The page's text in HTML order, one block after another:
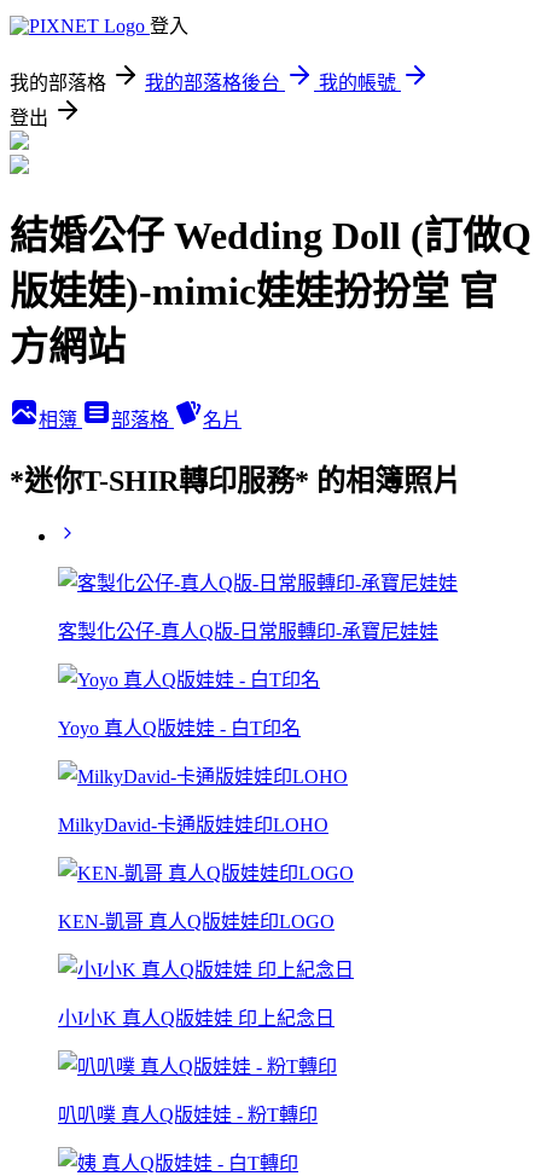
登入
我的部落格 我的部落格後台
我的帳號
登出
結婚公仔 Wedding Doll (訂做Q
版娃娃)-mimic娃娃扮扮堂 官
方網站
相簿 部落格 名片
*迷你T-SHIR轉印服務* 的相簿照片
客製化公仔-真人Q版-日常服轉印-承寶尼娃娃
Yoyo 真人Q版娃娃 - 白T印名
MilkyDavid-卡通版娃娃印LOHO
KEN-凱哥 真人Q版娃娃印LOGO
小I小K 真人Q版娃娃 印上紀念日
叭叭噗 真人Q版娃娃 - 粉T轉印